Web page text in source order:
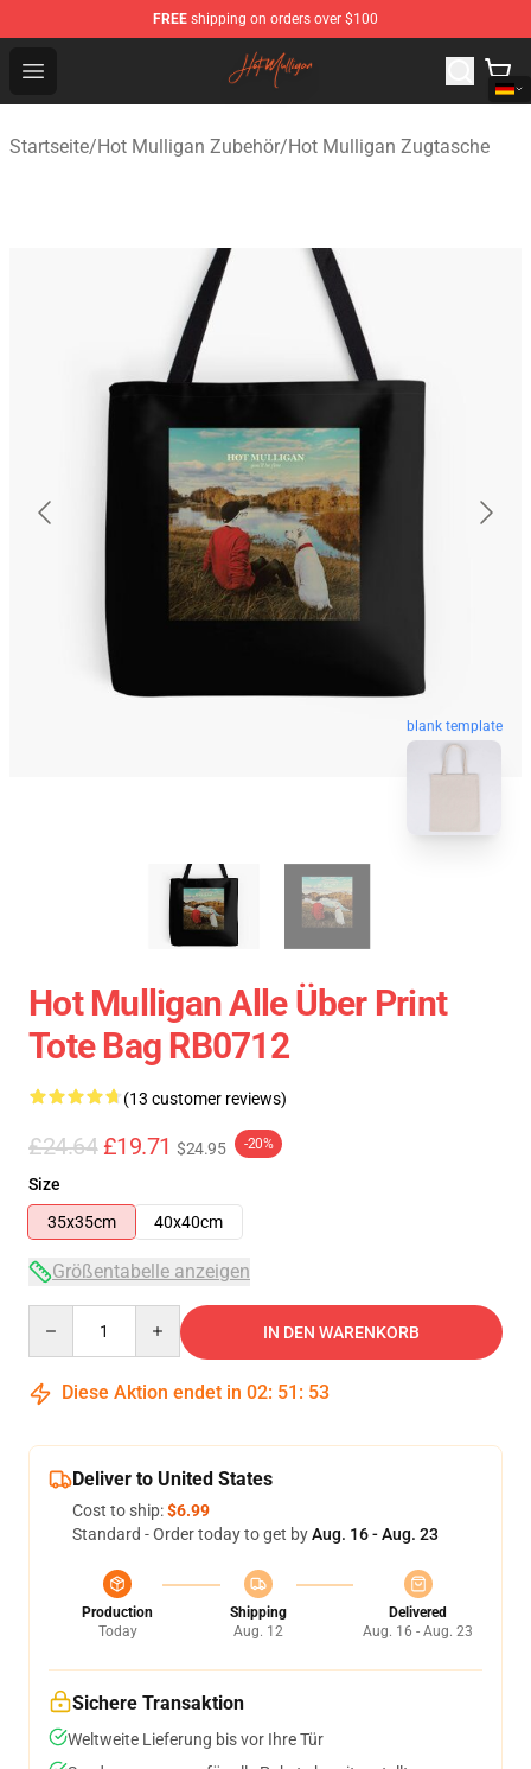
FREE shipping on orders over $100
Open menu
Hot Mulligan Shop - Official Hot Mulligan Merchandise
Startseite/Hot Mulligan Zubehör/Hot Mulligan Zugtasche
blank template
Hot Mulligan Alle Über Print
Tote Bag RB0712
(13 customer reviews)
£24.64 £19.71 $24.95 -20%
Size
35x35cm
40x40cm
Größentabelle anzeigen
IN DEN WARENKORB
Diese Aktion endet in 02: 51 : 53
Deliver to United States
Cost to ship:$6.99
Standard - Order today to get byAug. 16 - Aug. 23
Production
Today
Shipping
Aug. 12
Delivered
Aug. 16 - Aug. 23
Sichere Transaktion
Weltweite Lieferung bis vor Ihre Tür